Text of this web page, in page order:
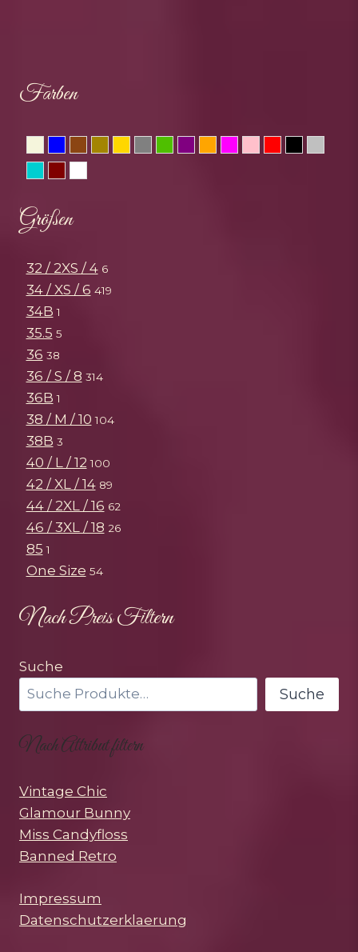
Farben
Größen
32 / 2XS / 4 6
34 / XS / 6 419
34B 1
35.5 5
36 38
36 / S / 8 314
36B 1
38 / M / 10 104
38B 3
40 / L / 12 100
42 / XL / 14 89
44 / 2XL / 16 62
46 / 3XL / 18 26
85 1
One Size 54
Nach Preis Filtern
Suche
Suche
Nach Attribut filtern
Vintage Chic
Glamour Bunny
Miss Candyfloss
Banned Retro
Impressum
Datenschutzerklaerung